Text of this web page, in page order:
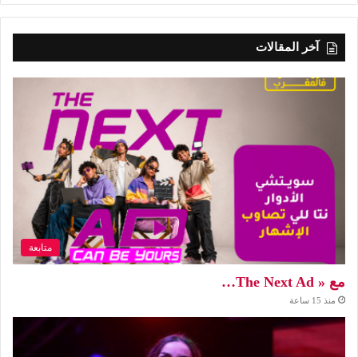
آخر المقالات
متابعة
مع « The Next Ad…
منذ 15 ساعة